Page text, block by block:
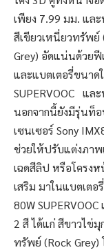
เพียง 7.99 มม. แล
สีเขียวเหนี่ยวทรัพย์
Grey) อัดแน่นด้วยฟี
และแบตเตอรี่ขนาด
SUPERVOOC แล
นอกจากนี้ยังมีรุ่นท็อ
เซนเซอร์ Sony
ช่วยให้ปรับแต่งภาพ
เฉดสีลิป หรือโครง
เสริม มาในแบตเตอ
80W
2 สี ได้แก่ สีขาวไข่
ทรัพย์ (Rock Grey)